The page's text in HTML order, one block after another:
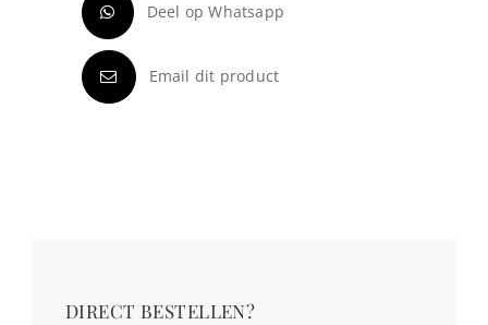
Deel op Whatsapp
Email dit product
DIRECT BESTELLEN?